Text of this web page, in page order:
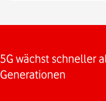
5G wächst schneller
Generationen